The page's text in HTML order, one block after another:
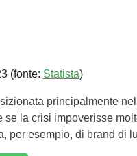
(fonte: Statista)
principalmente nel
se la crisi impoverisse
per esempio, di brand di